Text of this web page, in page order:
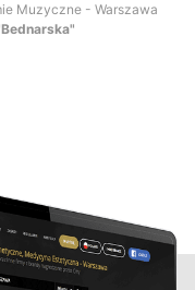
Muzyczne - Warszawa